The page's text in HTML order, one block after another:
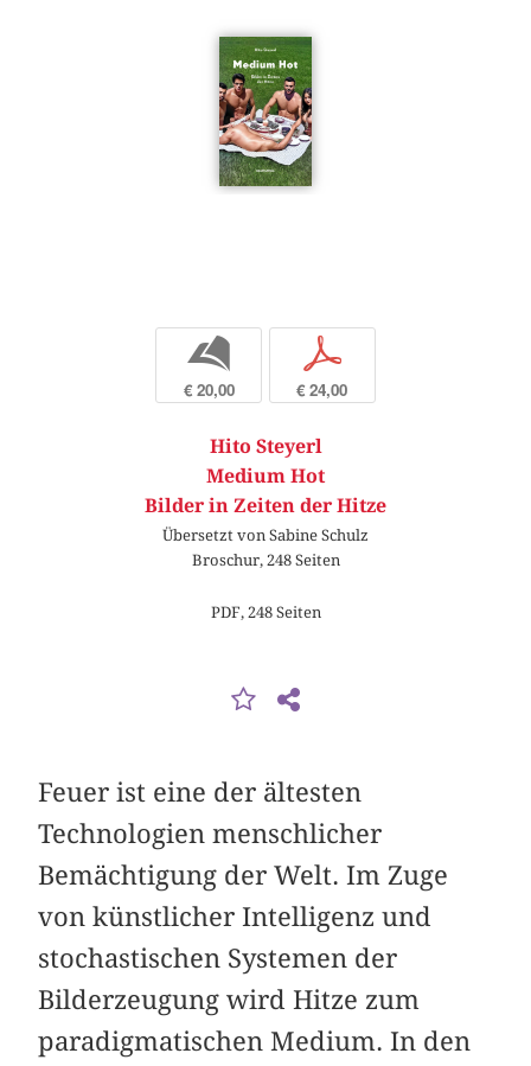
b
€ 20,00
p
€ 24,00
Hito Steyerl
Medium Hot
Bilder in Zeiten der Hitze
Übersetzt von Sabine Schulz
Broschur, 248 Seiten
PDF, 248 Seiten
Feuer ist eine der ältesten
Technologien menschlicher
Bemächtigung der Welt. Im Zuge
von künstlicher ­Intelligenz und
stochastischen Systemen der
Bilderzeugung wird ­Hitze zum
paradigmatischen Medium. In den